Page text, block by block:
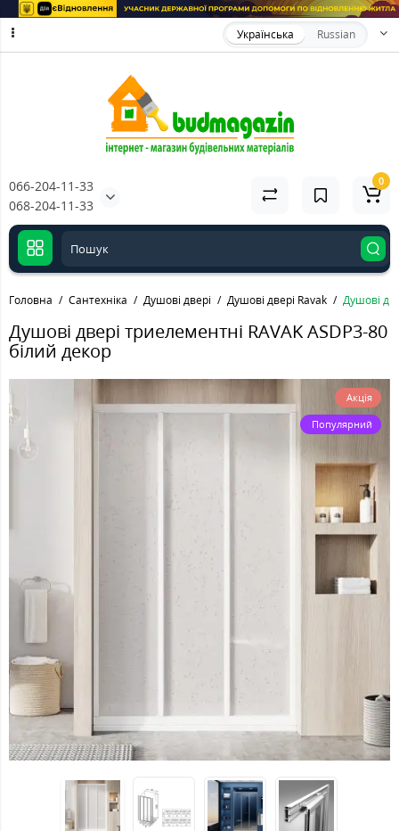
Українська Russian
066-204-11-33
068-204-11-33
0
Головна Сантехніка Душові двері Душові двері Ravak Душові
Душові двері триелементні RAVAK ASDP3-80
білий декор
Акція
Популярний